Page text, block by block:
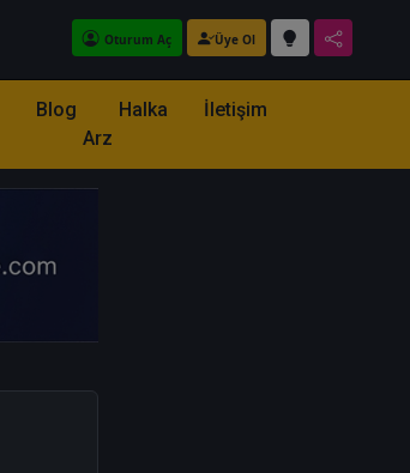
Oturum Aç Üye Ol
Blog
Halka
Arz
İletişim